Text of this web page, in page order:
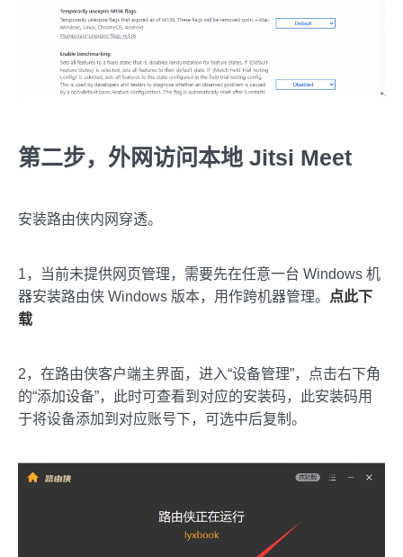
第二步，外网访问本地 Jitsi Meet
安装路由侠内网穿透。
1，当前未提供网页管理，需要先在任意一台 Windows 机
器安装路由侠 Windows 版本，用作跨机器管理。 点此下
载
2，在路由侠客户端主界面，进入“设备管理”，点击右下角
的“添加设备”，此时可查看到对应的安装码，此安装码用
于将设备添加到对应账号下，可选中后复制。